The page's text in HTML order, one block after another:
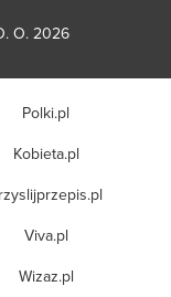
O. 2026
Polki.pl
Kobieta.pl
Viva.pl
Wizaz.pl